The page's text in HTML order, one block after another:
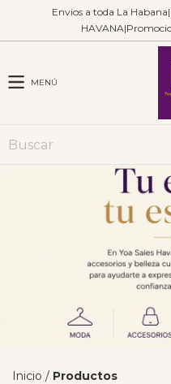
Envios a toda La
MENÚ
Inicio / Productos